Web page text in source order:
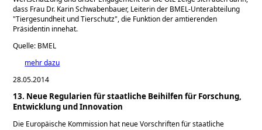
dass Frau Dr. Karin Schwabenbauer, Leiterin der BMEL-Unterabteilung
Tiergesundheit und Tierschutz , die Funktion der amtierenden
Präsidentin innehat.
Quelle: BMEL
mehr dazu
28.05.2014
13. Neue Regularien für staatliche Beihilfen für Forschung,
Entwicklung und Innovation
Die Europäische Kommission hat neue Vorschriften für staatliche